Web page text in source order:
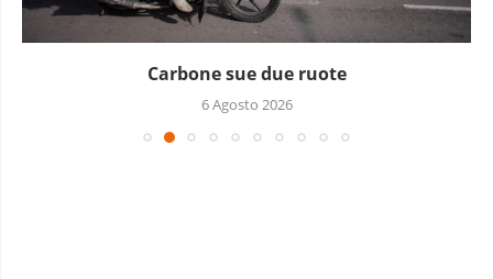
Carbone sue due ruote
6 Agosto 2026